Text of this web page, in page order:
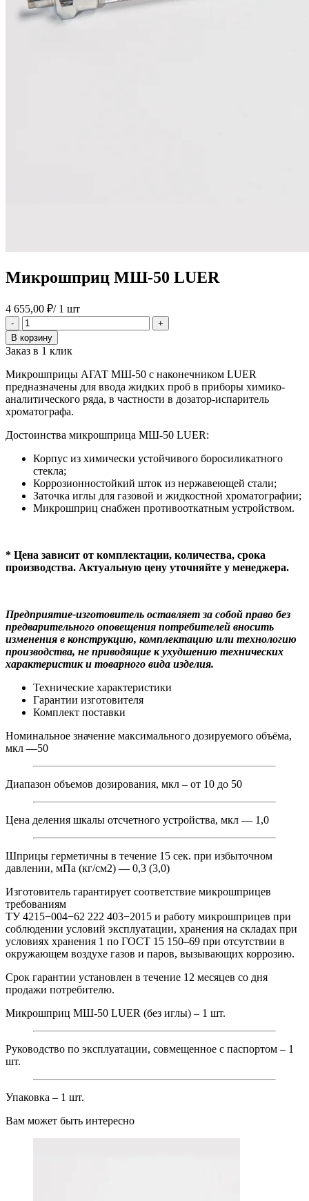
Микрошприц МШ-50 LUER
4 655,00 ₽/ 1 шт
-
Количество
товара
Микрошприц
МШ-50
LUER
+
В корзину
Заказ в 1 клик
Микрошприцы АГАТ МШ-50 с наконечником LUER
предназначены для ввода жидких проб в приборы химико-
аналитического ряда, в частности в дозатор-испаритель
хроматографа.
Достоинства микрошприца МШ-50 LUER:
Корпус из химически устойчивого боросиликатного
стекла;
Коррозионностойкий шток из нержавеющей стали;
Заточка иглы для газовой и жидкостной хроматографии;
Микрошприц снабжен противооткатным устройством.
* Цена зависит от комплектации, количества, срока
производства. Актуальную цену уточняйте у менеджера.
Предприятие-изготовитель оставляет за собой право без
предварительного оповещения потребителей вносить
изменения в конструкцию, комплектацию или технологию
производства, не приводящие к ухудшению технических
характеристик и товарного вида изделия.
Технические характеристики
Гарантии изготовителя
Комплект поставки
Номинальное значение максимального дозируемого объёма,
мкл —50
Диапазон объемов дозирования, мкл – от 10 до 50
Цена деления шкалы отсчетного устройства, мкл — 1,0
Шприцы герметичны в течение 15 сек. при избыточном
давлении, мПа (кг/см2) — 0,3 (3,0)
Изготовитель гарантирует соответствие микрошприцев
требованиям
ТУ 4215−004−62 222 403−2015 и работу микрошприцев при
соблюдении условий эксплуатации, хранения на складах при
условиях хранения 1 по ГОСТ 15 150–69 при отсутствии в
окружающем воздухе газов и паров, вызывающих коррозию.
Срок гарантии установлен в течение 12 месяцев со дня
продажи потребителю.
Микрошприц МШ-50 LUER (без иглы) – 1 шт.
Руководство по эксплуатации, совмещенное с паспортом – 1
шт.
Упаковка – 1 шт.
Вам может быть интересно